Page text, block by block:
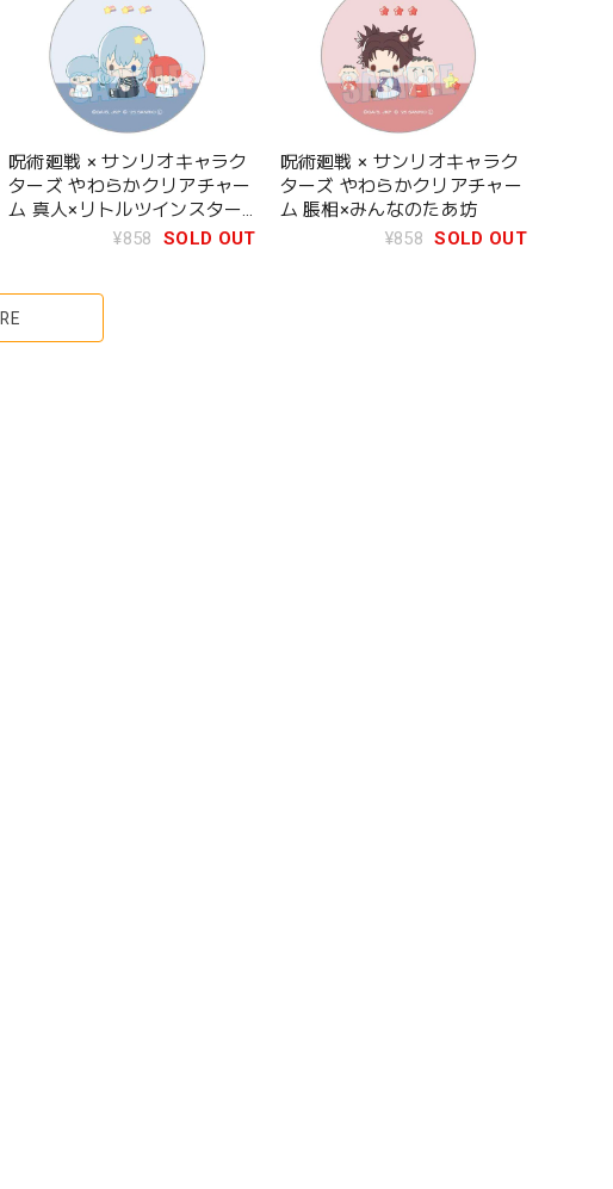
呪術廻戦 × サンリオキャラク
ターズ やわらかクリアチャー
ム 真人×リトルツインスター
¥858 SOLD OUT
呪術廻戦 × サンリオキャラク
ターズ やわらかクリアチャー
ム 脹相×みんなのたあ坊
¥858 SOLD OUT